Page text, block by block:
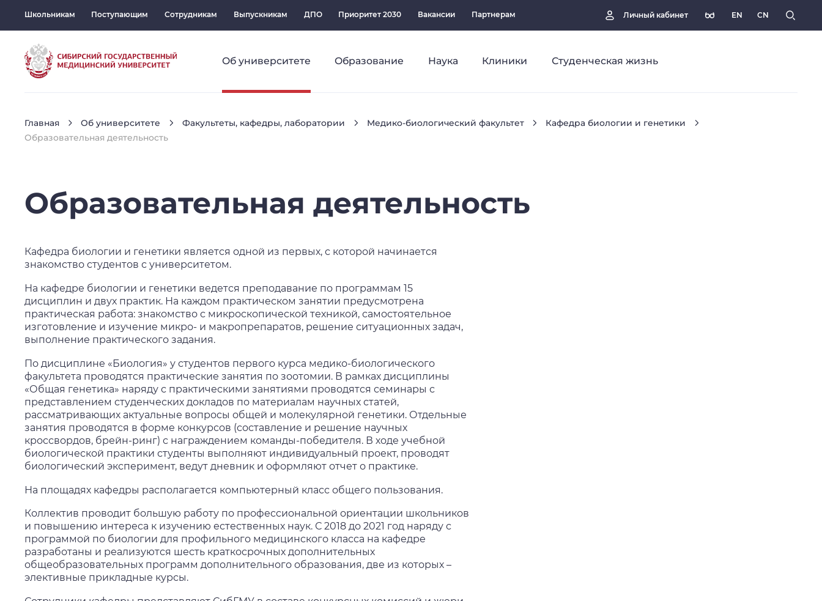
Школьникам Поступающим Сотрудникам Выпускникам ДПО Приоритет 2030 Вакансии Партнерам Личный кабинет EN CN
Об университете Образование Наука Клиники Студенческая жизнь
Главная Об университете Факультеты, кафедры, лаборатории Медико-биологический факультет
Кафедра биологии и генетики
Образовательная деятельность
Образовательная деятельность
Кафедра биологии и генетики является одной из первых, с которой начинается
знакомство студентов с университетом.
На кафедре биологии и генетики ведется преподавание по программам 15
дисциплин и двух практик. На каждом практическом занятии предусмотрена
практическая работа: знакомство с микроскопической техникой, самостоятельное
изготовление и изучение микро- и макропрепаратов, решение ситуационных задач,
выполнение практического задания.
По дисциплине «Биология» у студентов первого курса медико-биологического
факультета проводятся практические занятия по зоотомии. В рамках дисциплины
«Общая генетика» наряду с практическими занятиями проводятся семинары с
представлением студенческих докладов по материалам научных статей,
рассматривающих актуальные вопросы общей и молекулярной генетики. Отдельные
занятия проводятся в форме конкурсов (составление и решение научных
кроссвордов, брейн-ринг) с награждением команды-победителя. В ходе учебной
биологической практики студенты выполняют индивидуальный проект, проводят
биологический эксперимент, ведут дневник и оформляют отчет о практике.
На площадях кафедры располагается компьютерный класс общего пользования.
Коллектив проводит большую работу по профессиональной ориентации школьников
и повышению интереса к изучению естественных наук. С 2018 до 2021 год наряду с
программой по биологии для профильного медицинского класса на кафедре
разработаны и реализуются шесть краткосрочных дополнительных
общеобразовательных программ дополнительного образования, две из которых –
элективные прикладные курсы.